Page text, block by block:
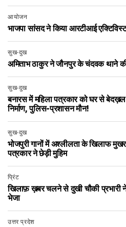
आयोजन
भाजपा सांसद ने किया आरटीआई
सुख-दुख
अमिताभ ठाकुर ने जौनपुर के चंदवक थाने
सुख-दुख
बनारस में महिला पत्रकार को घर से
निर्माण, पुलिस-प्रशासन मौन!
सुख-दुख
भोजपुरी गानों में अश्लीलता के खिलाफ मुखर
पत्रकार ने छेड़ी मुहिम
प्रिंट
खिलाफ़ ख़बर चलने से दुखी चौकी प्रभारी
भेजा
उत्तर प्रदेश